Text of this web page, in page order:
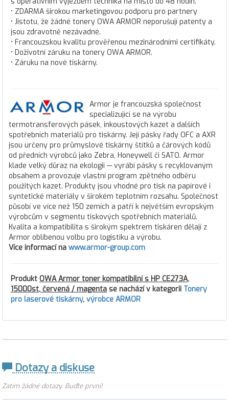
• ZDARMA širokou marketingovou podporu pro partnery
• Jistotu, že žádné tonery OWA ARMOR neporušují patenty a
jsou zdravotně nezávadné.
• Francouzskou kvalitu prověřenou mezinárodními certifikáty.
• Doživotní záruku na tonery OWA ARMOR.
• Záruku na nové tiskárny.
Armor je francouzská společnost
specializující se na výrobu
termotransferových pásek, inkoustových kazet a dalších
spotřebních materiálů pro tiskárny. Její pásky řady OFC a AXR
jsou určeny pro průmyslové tiskárny štítků a čárových kódů
od předních výrobců jako Zebra, Honeywell či SATO. Armor
klade velký důraz na ekologii — vyrábí pásky s recyklovaným
obsahem a provozuje vlastní program zpětného odběru
použitých kazet. Produkty jsou vhodné pro tisk na papírové i
syntetické materiály v širokém teplotním rozsahu. Společnost
působí ve více než 150 zemích a patří k největším evropským
výrobcům v segmentu tiskových spotřebních materiálů.
Kvalita a kompatibilita s širokým spektrem tiskáren dělají z
Armor oblíbenou volbu pro logistiku a výrobu.
Více informací na www.armor-group.com
Produkt OWA Armor toner kompatibilní s HP CE273A,
15000st, červená / magenta se nachází v kategorii Tonery
pro laserové tiskárny, výrobce ARMOR
Dotazy a diskuse
Zatím žádné dotazy. Buďte první!